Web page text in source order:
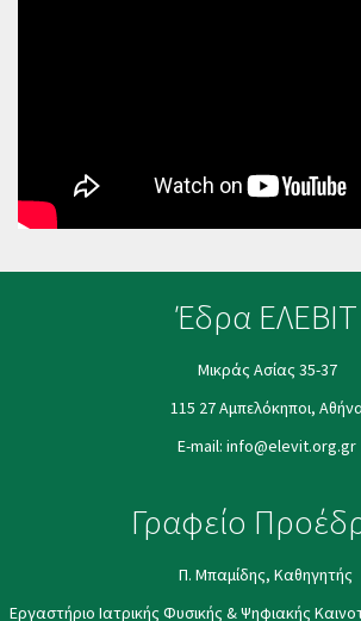
Έδρα ΕΛΕΒΙΤ
Μικράς Ασίας 35-37
115 27 Αμπελόκηποι,
E-mail: info@elevit.org.gr
Γραφείο
Π. Μπαμίδης, Καθηγητής
Εργαστήριο Ιατρικής Φυσικής & Ψηφιακής